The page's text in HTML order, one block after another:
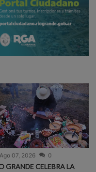
Ago 07, 2026 0
GRANDE CELEBRA LA